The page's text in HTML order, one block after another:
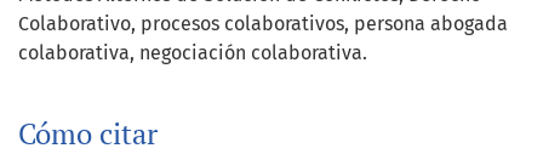
Colaborativo, procesos colaborativos, persona abogada
colaborativa, negociación colaborativa.
Cómo citar